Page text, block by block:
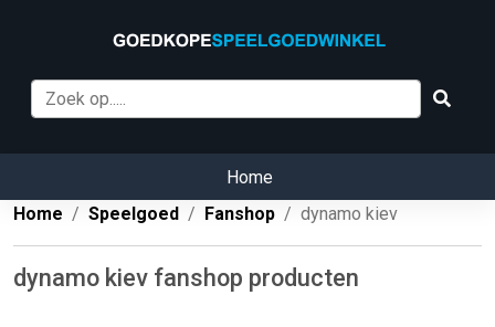
Home
Home
Speelgoed Fanshop dynamo kiev
dynamo kiev fanshop producten